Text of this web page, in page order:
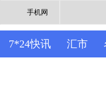
手机网
7*24快讯 汇市